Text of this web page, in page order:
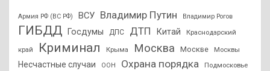
Армия РФ (ВС РФ) ВСУ Владимир Путин Владимир Рогов
ГИБДД Госдумы ДПС ДТП Китай Краснодарский
край Криминал Крыма Москва Москве Москвы
Несчастные случаи ООН Охрана порядка Подмосковье